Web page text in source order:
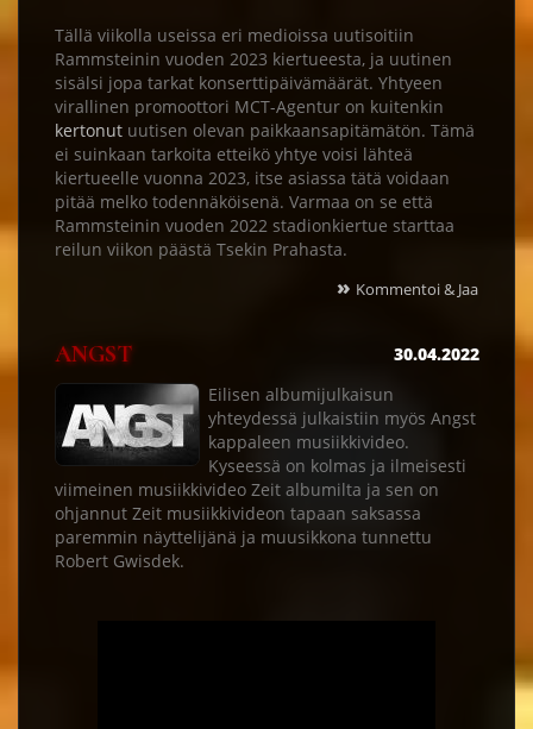
Tällä viikolla useissa eri medioissa uutisoitiin
Rammsteinin vuoden 2023 kiertueesta, ja uutinen
sisälsi jopa tarkat konserttipäivämäärät. Yhtyeen
virallinen promoottori MCT-Agentur on kuitenkin
kertonut uutisen olevan paikkaansapitämätön. Tämä
ei suinkaan tarkoita etteikö yhtye voisi lähteä
kiertueelle vuonna 2023, itse asiassa tätä voidaan
pitää melko todennäköisenä. Varmaa on se että
Rammsteinin vuoden 2022 stadionkiertue starttaa
reilun viikon päästä Tsekin Prahasta.
» Kommentoi & Jaa
ANGST
30.04.2022
Eilisen albumijulkaisun
yhteydessä julkaistiin myös Angst
kappaleen musiikkivideo.
Kyseessä on kolmas ja ilmeisesti
viimeinen musiikkivideo Zeit albumilta ja sen on
ohjannut Zeit musiikkivideon tapaan saksassa
paremmin näyttelijänä ja muusikkona tunnettu
Robert Gwisdek.